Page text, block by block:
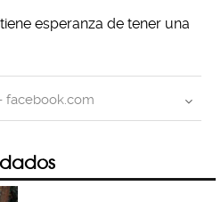
tiene esperanza de tener una
facebook.com